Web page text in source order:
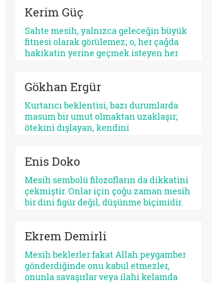
konumlandırılan bir düşünsel merkez
olarak Şiî geleneğin en belirleyici
unsurlarından biri olmayı
sürdürmektedir.
Kerim Güç
Sahte mesih, yalnızca geleceğin büyük
fitnesi olarak görülemez; o, her çağda
hakikatin yerine geçmek isteyen her
zaman bir kült, kimi zaman da insanın
kendi benliğidir. Biri kalabalıkları yutar,
diğeri kalbi. Fakat ikisinin de kaynağı
aynıdır: Allah’tan kopmuş merkez…
Gökhan Ergür
Kurtarıcı beklentisi, bazı durumlarda
masum bir umut olmaktan uzaklaşır;
ötekini dışlayan, kendini
kurtarıcı beklentisi aynı ruhsal içerikle
bazısı sertleştirir. Bazısı dayanıklılık
üretir, bazısı düşmanlık.
Enis Doko
Mesih sembolü filozofların da dikkatini
çekmiştir. Onlar için çoğu zaman mesih
bir dini figür değil, düşünme biçimidir.
onun çoktan sekülerleştiğini ve modern
savunur.
Ekrem Demirli
Mesih beklerler fakat Allah peygamber
gönderdiğinde onu kabul etmezler,
onunla savaşırlar veya ilahi kelamda